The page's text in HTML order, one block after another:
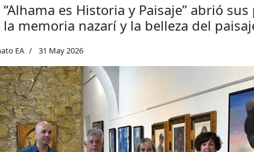
es Historia y Paisaje” abrió
memoria nazarí y la belleza del
EA 31 May 2026